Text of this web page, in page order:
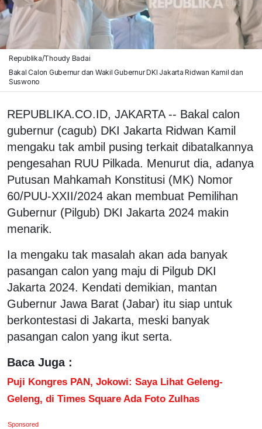
Republika/Thoudy Badai
Bakal Calon Gubernur dan Wakil Gubernur DKI Jakarta Ridwan Kamil dan
Suswono
REPUBLIKA.CO.ID, JAKARTA -- Bakal calon
gubernur (cagub) DKI Jakarta Ridwan Kamil
mengaku tak ambil pusing terkait dibatalkannya
pengesahan RUU Pilkada. Menurut dia, adanya
Putusan Mahkamah Konstitusi (MK) Nomor
60/PUU-XXII/2024 akan membuat Pemilihan
Gubernur (Pilgub) DKI Jakarta 2024 makin
menarik.
Ia mengaku tak masalah akan ada banyak
pasangan calon yang maju di Pilgub DKI
Jakarta 2024. Kendati demikian, mantan
Gubernur Jawa Barat (Jabar) itu siap untuk
berkontestasi di Jakarta, meski banyak
pasangan calon yang ikut serta.
Baca Juga :
Puji Kongres PAN, Jokowi: Saya Lihat Geleng-
Geleng, di Times Square Ada Foto Zulhas
Sponsored